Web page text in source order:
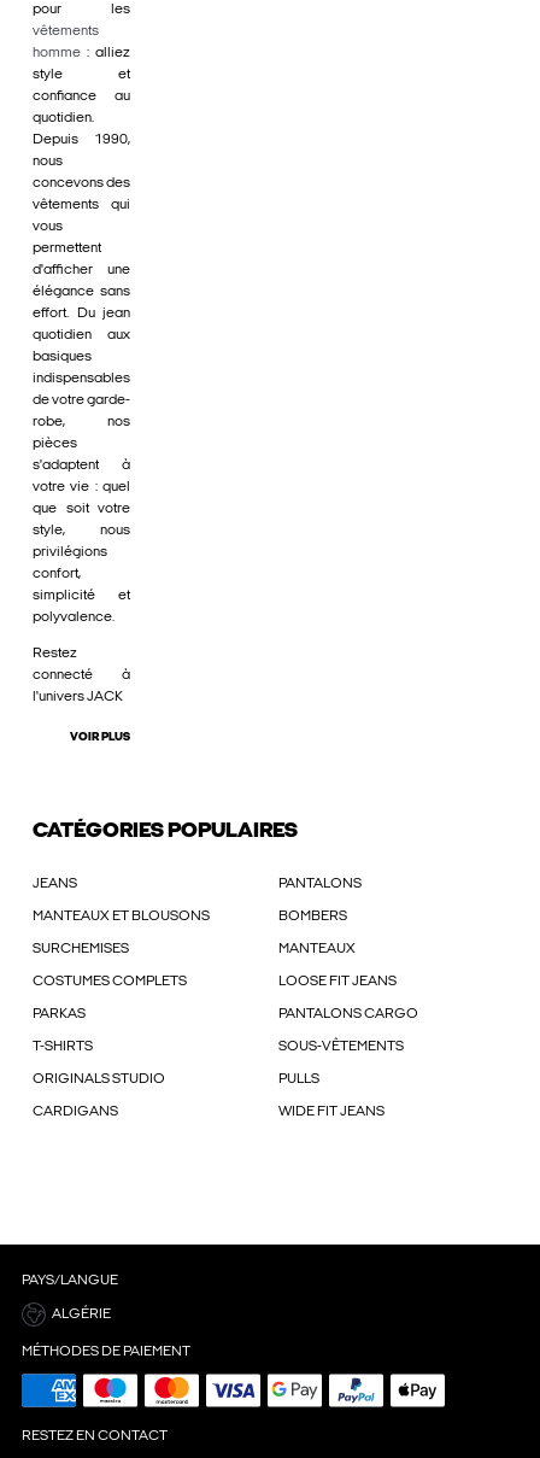
pour les
vêtements
homme : alliez
style et
confiance au
quotidien.
Depuis 1990,
nous
concevons des
vêtements qui
vous
permettent
d'afficher une
élégance sans
effort. Du jean
quotidien aux
basiques
indispensables
de votre garde-
robe, nos
pièces
s'adaptent à
votre vie : quel
que soit votre
style, nous
privilégions
confort,
simplicité et
polyvalence.
Restez
connecté à
l'univers JACK
VOIR PLUS
CATÉGORIES POPULAIRES
JEANS PANTALONS
MANTEAUX ET BLOUSONS BOMBERS
SURCHEMISES MANTEAUX
COSTUMES COMPLETS LOOSE FIT JEANS
PARKAS PANTALONS CARGO
T-SHIRTS SOUS-VÊTEMENTS
ORIGINALS STUDIO PULLS
CARDIGANS WIDE FIT JEANS
PAYS/LANGUE
ALGÉRIE
MÉTHODES DE PAIEMENT
RESTEZ EN CONTACT